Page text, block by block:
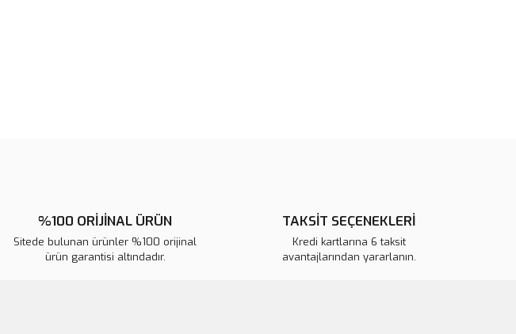
%100 ORİJİNAL ÜRÜN
Sitede bulunan ürünler %100 orijinal
ürün garantisi altındadır.
TAKSİT SEÇENEKLERİ
Kredi kartlarına 6 taksit
avantajlarından yararlanın.